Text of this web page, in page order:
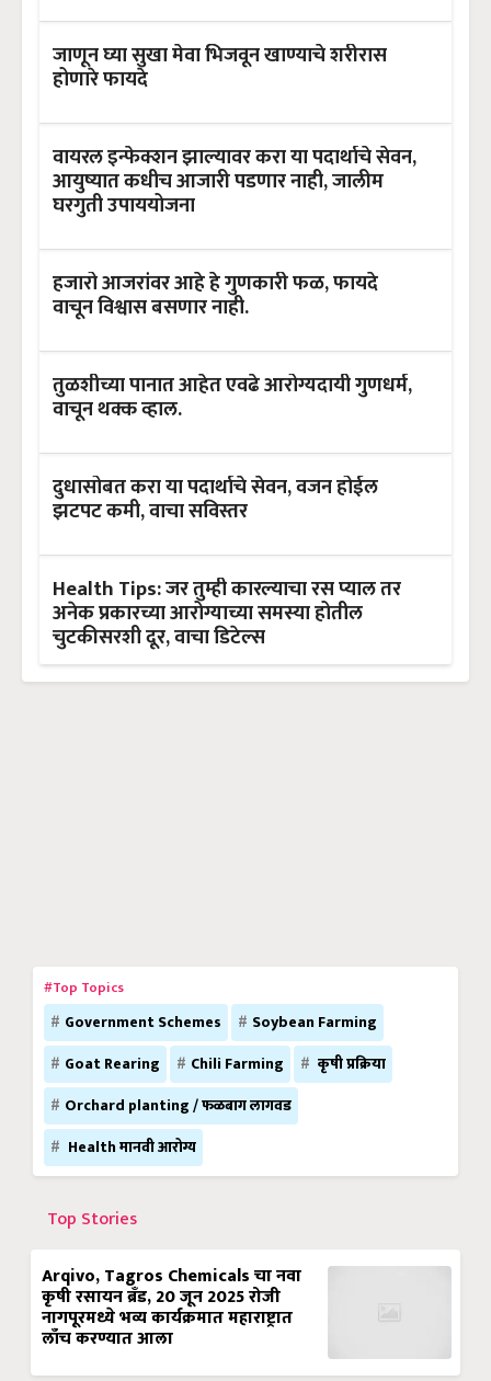
जाणून घ्या सुखा मेवा भिजवून खाण्याचे शरीरास
होणारे फायदे
वायरल इन्फेक्शन झाल्यावर करा या पदार्थाचे सेवन,
आयुष्यात कधीच आजारी पडणार नाही, जालीम
घरगुती उपाययोजना
हजारो आजरांवर आहे हे गुणकारी फळ, फायदे
वाचून विश्वास बसणार नाही.
तुळशीच्या पानात आहेत एवढे आरोग्यदायी गुणधर्म,
वाचून थक्क व्हाल.
दुधासोबत करा या पदार्थाचे सेवन, वजन होईल
झटपट कमी, वाचा सविस्तर
Health Tips: जर तुम्ही कारल्याचा रस प्याल तर
अनेक प्रकारच्या आरोग्याच्या समस्या होतील
चुटकीसरशी दूर, वाचा डिटेल्स
#Top Topics
Government Schemes
Soybean Farming
Goat Rearing
Chili Farming
कृषी प्रक्रिया
Orchard planting / फळबाग लागवड
Health मानवी आरोग्य
Top Stories
Arqivo, Tagros Chemicals चा नवा
कृषी रसायन ब्रँड, 20 जून 2025 रोजी
नागपूरमध्ये भव्य कार्यक्रमात महाराष्ट्रात
लाँच करण्यात आला